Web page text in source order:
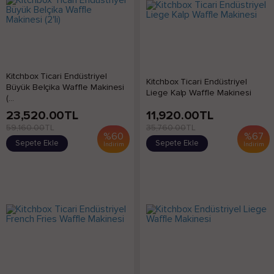
Kitchbox Ticari Endüstriyel
Büyük Belçika Waffle Makinesi
(...
%60
İndirim
23,520.00TL
59,160.00TL
Sepete Ekle
Kitchbox Ticari Endüstriyel
Liege Kalp Waffle Makinesi
%67
İndirim
11,920.00TL
35,760.00TL
Sepete Ekle